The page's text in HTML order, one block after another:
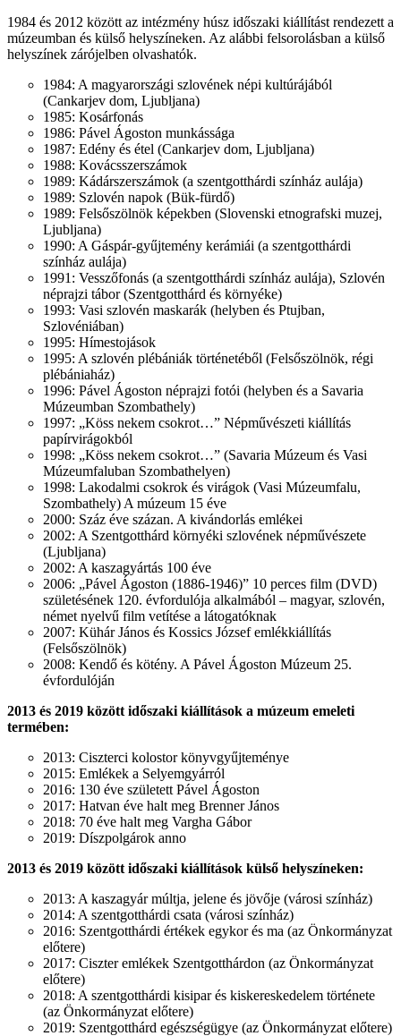
1984 és 2012 között az intézmény húsz időszaki kiállítást rendezett a
múzeumban és külső helyszíneken. Az alábbi felsorolásban a külső
helyszínek zárójelben olvashatók.
1984: A magyarországi szlovének népi kultúrájából
(Cankarjev dom, Ljubljana)
1985: Kosárfonás
1986: Pável Ágoston munkássága
1987: Edény és étel (Cankarjev dom, Ljubljana)
1988: Kovácsszerszámok
1989: Kádárszerszámok (a szentgotthárdi színház aulája)
1989: Szlovén napok (Bük-fürdő)
1989: Felsőszölnök képekben (Slovenski etnografski muzej,
Ljubljana)
1990: A Gáspár-gyűjtemény kerámiái (a szentgotthárdi
színház aulája)
1991: Vesszőfonás (a szentgotthárdi színház aulája), Szlovén
néprajzi tábor (Szentgotthárd és környéke)
1993: Vasi szlovén maskarák (helyben és Ptujban,
Szlovéniában)
1995: Hímestojások
1995: A szlovén plébániák történetéből (Felsőszölnök, régi
plébániaház)
1996: Pável Ágoston néprajzi fotói (helyben és a Savaria
Múzeumban Szombathely)
1997: „Köss nekem csokrot…” Népművészeti kiállítás
papírvirágokból
1998: „Köss nekem csokrot…” (Savaria Múzeum és Vasi
Múzeumfaluban Szombathelyen)
1998: Lakodalmi csokrok és virágok (Vasi Múzeumfalu,
Szombathely) A múzeum 15 éve
2000: Száz éve százan. A kivándorlás emlékei
2002: A Szentgotthárd környéki szlovének népművészete
(Ljubljana)
2002: A kaszagyártás 100 éve
2006: „Pável Ágoston (1886-1946)” 10 perces film (DVD)
születésének 120. évfordulója alkalmából – magyar, szlovén,
német nyelvű film vetítése a látogatóknak
2007: Kühár János és Kossics József emlékkiállítás
(Felsőszölnök)
2008: Kendő és kötény. A Pável Ágoston Múzeum 25.
évfordulóján
2013 és 2019 között időszaki kiállítások a múzeum emeleti
termében:
2013: Ciszterci kolostor könyvgyűjteménye
2015: Emlékek a Selyemgyárról
2016: 130 éve született Pável Ágoston
2017: Hatvan éve halt meg Brenner János
2018: 70 éve halt meg Vargha Gábor
2019: Díszpolgárok anno
2013 és 2019 között időszaki kiállítások külső helyszíneken:
2013: A kaszagyár múltja, jelene és jövője (városi színház)
2014: A szentgotthárdi csata (városi színház)
2016: Szentgotthárdi értékek egykor és ma (az Önkormányzat
előtere)
2017: Ciszter emlékek Szentgotthárdon (az Önkormányzat
előtere)
2018: A szentgotthárdi kisipar és kiskereskedelem története
(az Önkormányzat előtere)
2019: Szentgotthárd egészségügye (az Önkormányzat előtere)